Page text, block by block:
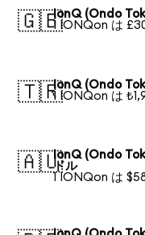
🇬🇧IonQ (Ondo
1 IONQon は
🇹🇷IonQ (Ondo
1 IONQon は
🇦🇺IonQ (Ondo
ドル
1 IONQon は